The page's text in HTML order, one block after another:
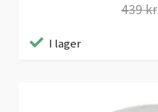
439 kr
I lager